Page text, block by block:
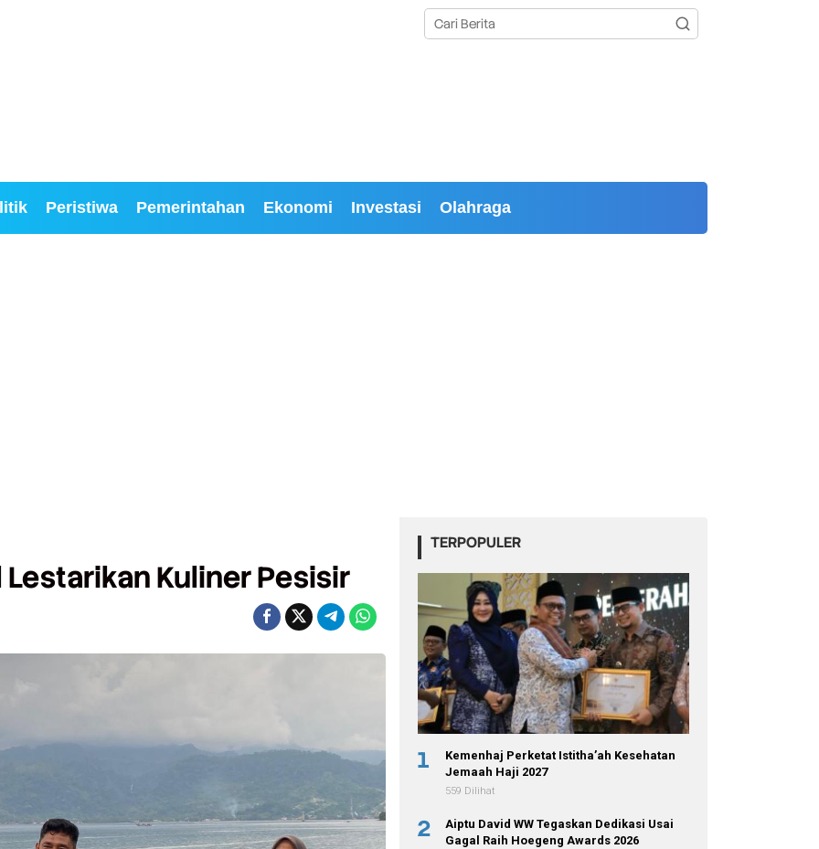
Peristiwa Pemerintahan Ekonomi Investasi Olahraga
Kuliner Pesisir
TERPOPULER
1
Kemenhaj Perketat Istitha’ah Kesehatan
Jemaah Haji 2027
559 Dilihat
2
Aiptu David WW Tegaskan Dedikasi Usai
Gagal Raih Hoegeng Awards 2026